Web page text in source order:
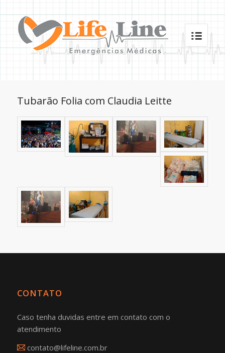
Tubarão Folia com Claudia Leitte
CONTATO
Caso tenha duvidas entre em contato com o
atendimento
contato@lifeline.com.br